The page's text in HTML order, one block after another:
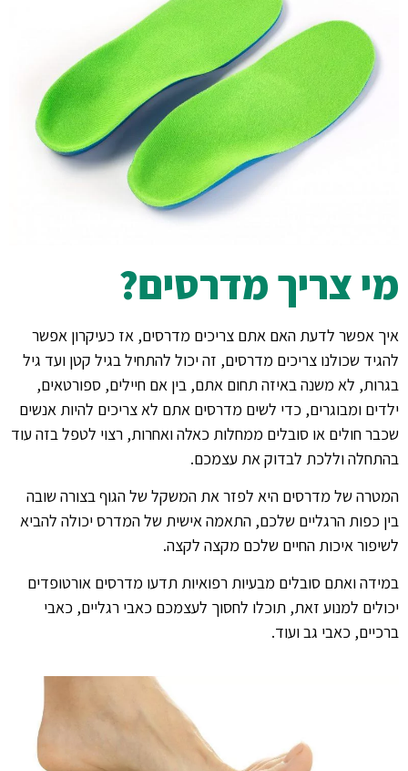
מי צריך מדרסים?
איך אפשר לדעת האם אתם צריכים מדרסים, אז כעיקרון אפשר
להגיד שכולנו צריכים מדרסים, זה יכול להתחיל בגיל קטן ועד גיל
בגרות, לא משנה באיזה תחום אתם, בין אם חיילים, ספורטאים,
ילדים ומבוגרים, כדי לשים מדרסים אתם לא צריכים להיות אנשים
שכבר חולים או סובלים ממחלות כאלה ואחרות, רצוי לטפל בזה עוד
בהתחלה וללכת לבדוק את עצמכם.
המטרה של מדרסים היא לפזר את המשקל של הגוף בצורה שובה
בין כפות הרגליים שלכם, התאמה אישית של המדרס יכולה להביא
לשיפור איכות החיים שלכם מקצה לקצה.
במידה ואתם סובלים מבעיות רפואיות תדעו מדרסים אורטופדים
יכולים למנוע זאת, תוכלו לחסוך לעצמכם כאבי רגליים, כאבי
ברכיים, כאבי גב ועוד.